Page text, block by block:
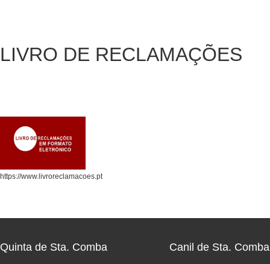
LIVRO DE RECLAMAÇÕES
https://www.livroreclamacoes.pt
Quinta de Sta. Comba Canil de Sta. Comba